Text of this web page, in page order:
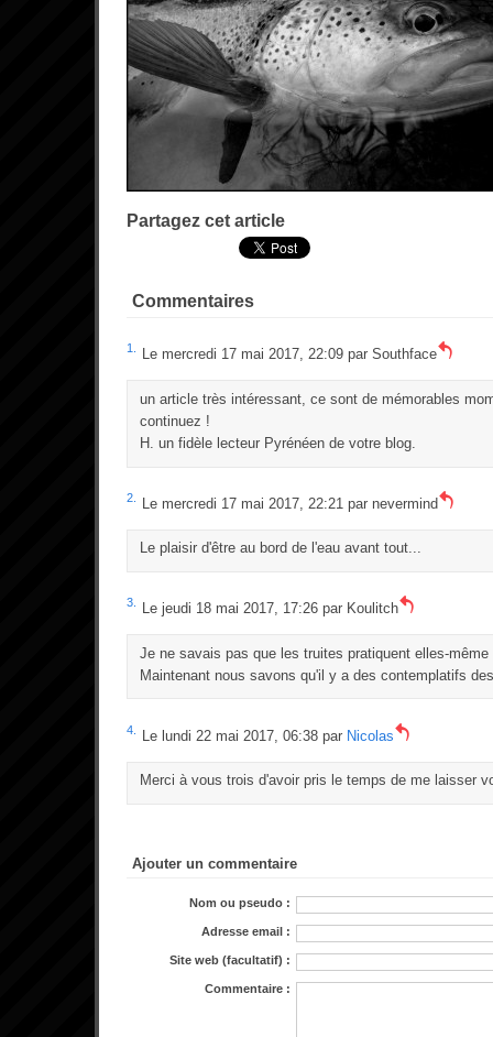
Partagez cet article
Commentaires
1. Le mercredi 17 mai 2017, 22:09 par Southface
un article très intéressant, ce sont de mémorables
continuez !
H. un fidèle lecteur Pyrénéen de votre blog.
2. Le mercredi 17 mai 2017, 22:21 par nevermind
Le plaisir d'être au bord de l'eau avant tout...
3. Le jeudi 18 mai 2017, 17:26 par Koulitch
Je ne savais pas que les truites pratiquent elles-
Maintenant nous savons qu'il y a des contemplatifs
4. Le lundi 22 mai 2017, 06:38 par Nicolas
Merci à vous trois d'avoir pris le temps de me laisser
Ajouter un commentaire
Nom ou pseudo :
Adresse email :
Site web (facultatif) :
Commentaire :